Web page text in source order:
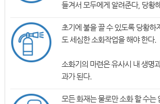
들겨서 모두에게 알려준다, 당황
초기에 불을 끌 수 있도록 당황하
도 세심한 소화작업을 해야 한다.
소화기의 마련은 유사시 내 생명
과가 된다.
모든 화재는 물로만 소화 할 수는